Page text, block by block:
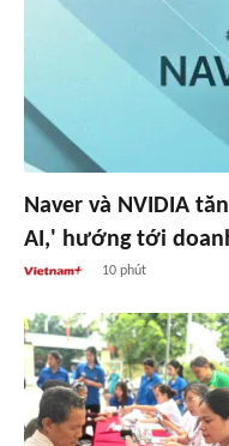
Naver và NVIDIA
AI,' hướng tới
10 phút